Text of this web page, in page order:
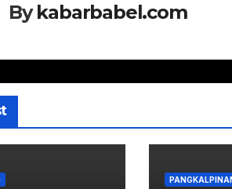
Bykabarbabel.com